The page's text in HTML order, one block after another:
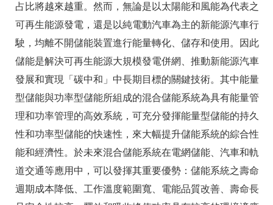
占比將越來越重。然而，無論是以太陽能和風能為代表之
可再生能源發電，還是以純電動汽車為主的新能源汽車行
駛，均離不開儲能裝置進行能量轉化、儲存和使用。因此
儲能是解決可再生能源大規模發電併網、推動新能源汽車
發展和實現「碳中和」中長期目標的關鍵技術。其中能量
型儲能與功率型儲能所組成的混合儲能系統為具有能量管
理和功率管理的高效系統，可充分發揮能量型儲能的持久
性和功率型儲能的快速性，來大幅提升儲能系統的綜合性
能和經濟性。於未來混合儲能系統在電網儲能、汽車和軌
道交通等應用中，可以發揮其重要優勢：儲能系統之壽命
週期成本降低、工作溫度範圍寬、電能品質改善、壽命長